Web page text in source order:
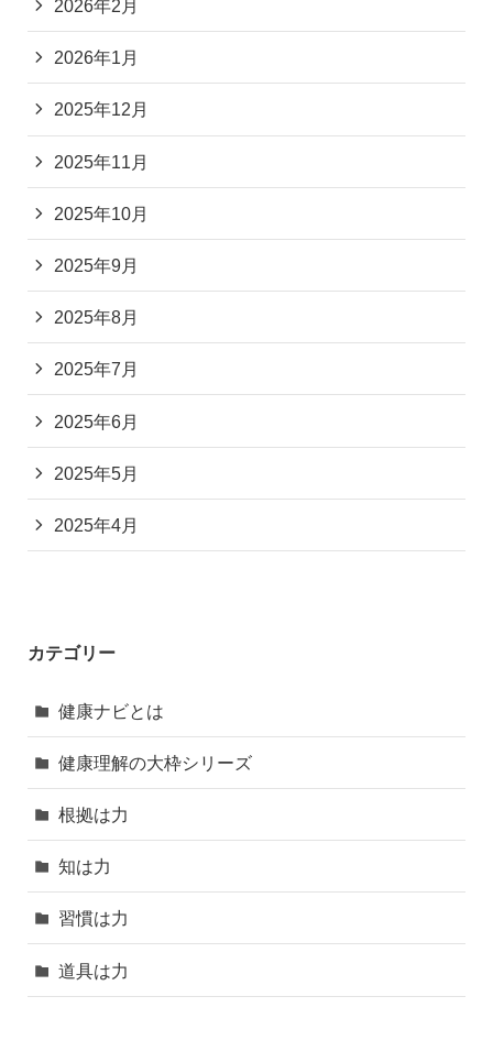
2026年2月
2026年1月
2025年12月
2025年11月
2025年10月
2025年9月
2025年8月
2025年7月
2025年6月
2025年5月
2025年4月
カテゴリー
健康ナビとは
健康理解の大枠シリーズ
根拠は力
知は力
習慣は力
道具は力